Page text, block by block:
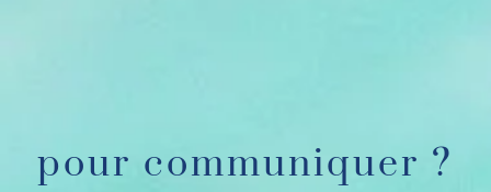
pour communiquer ?